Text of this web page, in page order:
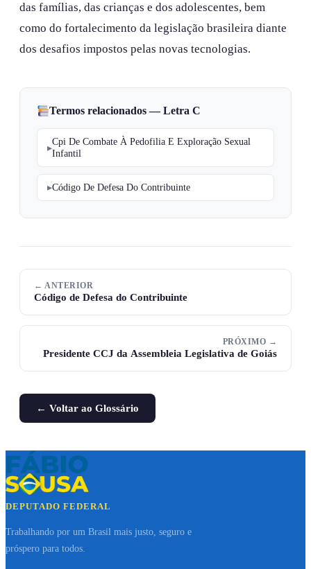
das famílias, das crianças e dos adolescentes, bem
como do fortalecimento da legislação brasileira diante
dos desafios impostos pelas novas tecnologias.
Termos relacionados — Letra C
Cpi De Combate À Pedofilia E Exploração Sexual
Infantil
Código De Defesa Do Contribuinte
← ANTERIOR
Código de Defesa do Contribuinte
PRÓXIMO →
Presidente CCJ da Assembleia Legislativa de Goiás
← Voltar ao Glossário
DEPUTADO FEDERAL
Trabalhando por um Brasil mais justo, seguro e
próspero para todos.